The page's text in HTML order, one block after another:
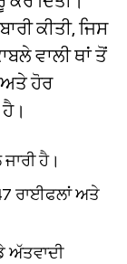
ਕੀਤੀ, ਜਿਸ
ਵਾਲੀ ਥਾਂ ਤੋਂ
ਅਤੇ ਹੋਰ
ਹੈ।
ਰਾਈਫਲਾਂ ਅਤੇ
ਅੱਤਵਾਦੀ